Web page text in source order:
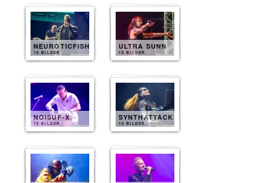
NEUROTICFISH
10 BILDER
ULTRA SUNN
10 BILDER
NOISUF-X
10 BILDER
SYNTHATTACK
10 BILDER